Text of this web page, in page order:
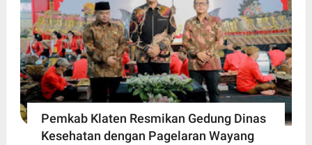
Pemkab Klaten Resmikan Gedung Dinas
Kesehatan dengan Pagelaran Wayang